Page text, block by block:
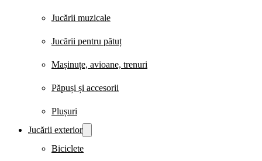
Jucării muzicale
Jucării pentru pătuț
Mașinuțe, avioane, trenuri
Păpuși și accesorii
Plușuri
Jucării exterior
Biciclete